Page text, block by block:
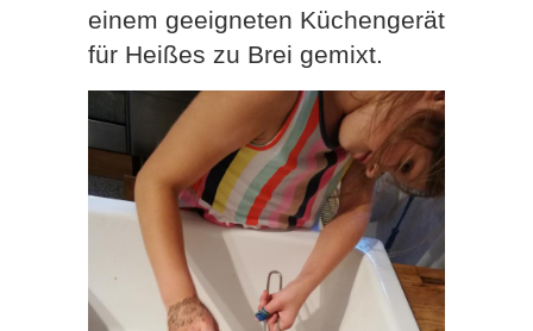
einem geeigneten Küchengerät
für Heißes zu Brei gemixt.